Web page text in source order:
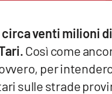
venti milioni
Così come
per
sulle strade